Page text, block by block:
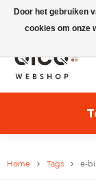
Riese &
Home Tags e-
Door het gebruiken
cookies om onze